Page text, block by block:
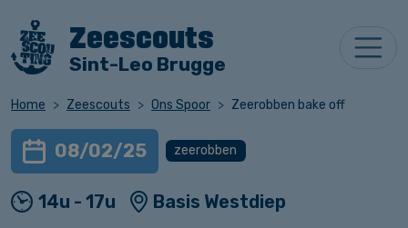
Zeescouts
Sint-Leo Brugge
Home Zeescouts Ons Spoor Zeerobben bake off
08/02/25 zeerobben
14u - 17u Basis Westdiep